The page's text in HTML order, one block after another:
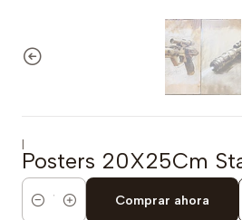
|
Posters 20X25Cm
Cantidad
Comprar ahora